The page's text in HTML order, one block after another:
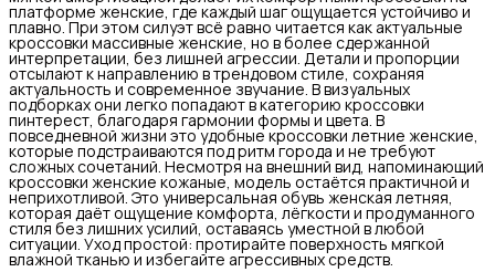
платформе женские, где каждый шаг ощущается устойчиво и
плавно. При этом силуэт всё равно читается как актуальные
кроссовки массивные женские, но в более сдержанной
интерпретации, без лишней агрессии. Детали и пропорции
отсылают к направлению в трендовом стиле, сохраняя
актуальность и современное звучание. В визуальных
подборках они легко попадают в категорию кроссовки
пинтерест, благодаря гармонии формы и цвета. В
повседневной жизни это удобные кроссовки летние женские,
которые подстраиваются под ритм города и не требуют
сложных сочетаний. Несмотря на внешний вид, напоминающий
кроссовки женские кожаные, модель остаётся практичной и
неприхотливой. Это универсальная обувь женская летняя,
которая даёт ощущение комфорта, лёгкости и продуманного
стиля без лишних усилий, оставаясь уместной в любой
ситуации. Уход простой: протирайте поверхность мягкой
влажной тканью и избегайте агрессивных средств.